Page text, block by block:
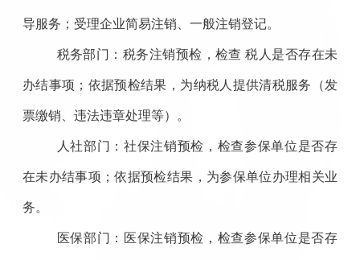
导服务；受理企业简易注销、一般注销登记。
税务部门：税务注销预检，检查 税人是否存在未
办结事项；依据预检结果，为纳税人提供清税服务（发
票缴销、违法违章处理等）。
人社部门：社保注销预检，检查参保单位是否存
在未办结事项；依据预检结果，为参保单位办理相关业
务。
医保部门：医保注销预检，检查参保单位是否存